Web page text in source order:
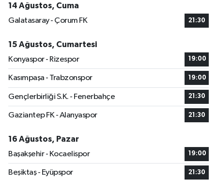
14 Ağustos, Cuma
Galatasaray - Çorum FK
21:30
15 Ağustos, Cumartesi
Konyaspor - Rizespor
19:00
Kasımpaşa - Trabzonspor 19:00
Gençlerbirliği S.K. - Fenerbahçe 21:30
Gaziantep FK - Alanyaspor 21:30
16 Ağustos, Pazar
Başakşehir - Kocaelispor
19:00
Beşiktaş - Eyüpspor 21:30